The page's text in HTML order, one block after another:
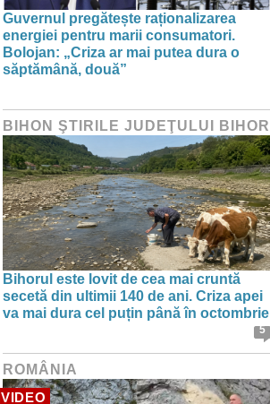
Guvernul pregătește raționalizarea
energiei pentru marii consumatori.
Bolojan: „Criza ar mai putea dura o
săptămână, două”
BIHON ŞTIRILE JUDEŢULUI BIHOR
Bihorul este lovit de cea mai cruntă
secetă din ultimii 140 de ani. Criza apei
va mai dura cel puțin până în octombrie
5
ROMÂNIA
VIDEO